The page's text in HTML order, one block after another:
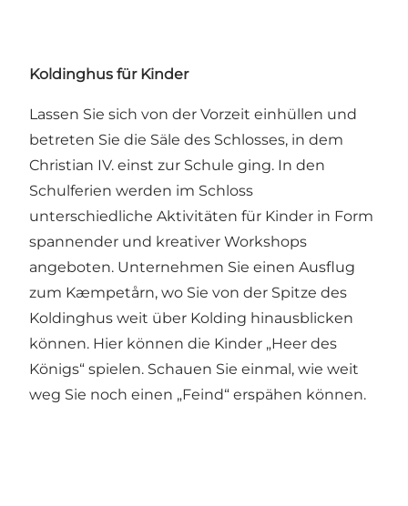
Koldinghus für Kinder
Lassen Sie sich von der Vorzeit einhüllen und
betreten Sie die Säle des Schlosses, in dem
Christian IV. einst zur Schule ging. In den
Schulferien werden im Schloss
unterschiedliche Aktivitäten für Kinder in Form
spannender und kreativer Workshops
angeboten. Unternehmen Sie einen Ausflug
zum Kæmpetårn, wo Sie von der Spitze des
Koldinghus weit über Kolding hinausblicken
können. Hier können die Kinder „Heer des
Königs“ spielen. Schauen Sie einmal, wie weit
weg Sie noch einen „Feind“ erspähen können.